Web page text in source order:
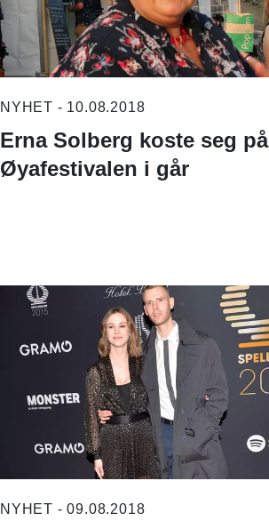
NYHET - 10.08.2018
Erna Solberg koste seg på
Øyafestivalen i går
NYHET - 09.08.2018